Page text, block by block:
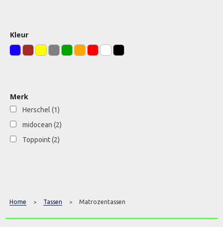
Kleur
Merk
Herschel (1)
midocean (2)
Toppoint (2)
Home > Tassen > Matrozentassen